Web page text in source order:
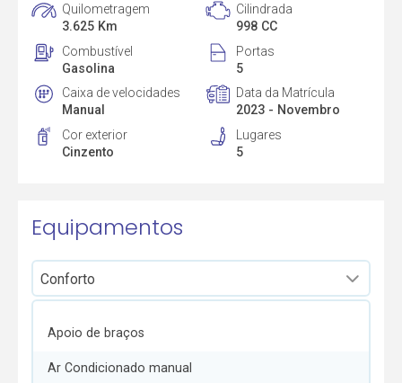
Quilometragem
3.625 Km
Cilindrada
998 CC
Combustível
Gasolina
Portas
5
Caixa de velocidades
Manual
Data da Matrícula
2023 - Novembro
Cor exterior
Cinzento
Lugares
5
Equipamentos
Apoio de braços
Ar Condicionado manual